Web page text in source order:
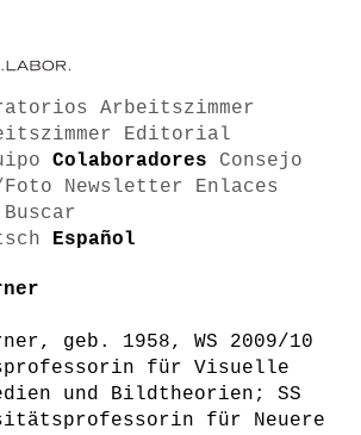
Arbeitszimmer
Editorial
Colaboradores
Consejo
Newsletter
Enlaces
Buscar
Español
geb. 1958, WS 2009/10
für Visuelle
und Bildtheorien; SS
für Neuere